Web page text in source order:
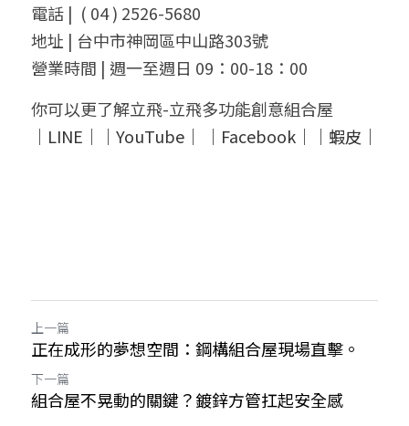
電話 |  ( 04 ) 2526-5680
地址 | 台中市神岡區中山路303號
營業時間 | 週一至週日 09：00-18：00
你可以更了解立飛-立飛多功能創意組合屋
｜ LINE ｜｜ YouTube ｜ ｜ Facebook ｜｜ 蝦皮 ｜
上一篇
正在成形的夢想空間：鋼構組合屋現場直擊。
下一篇
組合屋不晃動的關鍵？鍍鋅方管扛起安全感